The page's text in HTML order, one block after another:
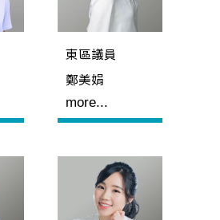
東區議員
鄭美娟
more...